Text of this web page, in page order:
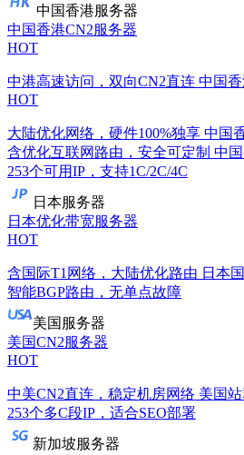
中国香港服务器
中国香港CN2服务器
HOT
中港高速访问，双向CN2直连 中国
HOT
大陆优化网络，硬件100%独享 中国
含优化互联网路由，安全可定制 中
253个可用IP，支持1C/2C/4C
日本服务器
日本优化带宽服务器
HOT
含国际T1网络，大陆优化路由 日本
智能BGP路由，无单点故障
美国服务器
美国CN2服务器
HOT
中美CN2直连，稳定机房网络 美国
253个多C段IP，适合SEO部署
新加坡服务器